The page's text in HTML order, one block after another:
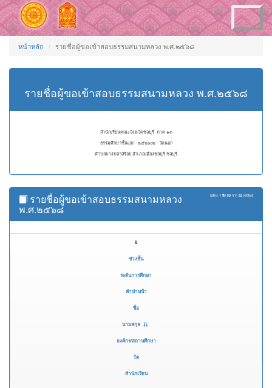
Toggle
navigation
หน้าหลัก รายชื่อผู้ขอเข้าสอบธรรมสนามหลวง พ.ศ.๒๕๖๘
รายชื่อผู้ขอเข้าสอบธรรมสนามหลวง พ.ศ.๒๕๖๘
สำนักเรียนคณะจังหวัดชลบุรี ภาค ๑๓
ธรรมศึกษาชั้นเอก - ๒๕๒๐๐๒ - วัดนอก
ตำบลบางปลาสร้อย อำเภอเมืองชลบุรี ชลบุรี
แสดง 1 ถึง 50 จาก 52 ผลลัพธ์
รายชื่อผู้ขอเข้าสอบธรรมสนามหลวง
พ.ศ.๒๕๖๘
#
ช่วงชั้น
ระดับการศึกษา
คำนำหน้า
ชื่อ
นามสกุล
องค์กร/สถานศึกษา
วัด
สำนักเรียน